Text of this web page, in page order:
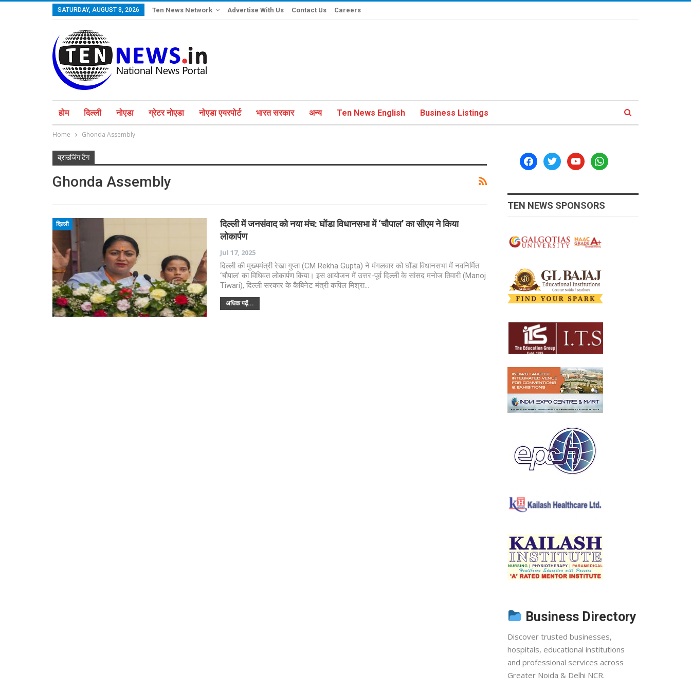
SATURDAY, AUGUST 8, 2026 Ten News Network Advertise With Us Contact Us Careers
होम दिल्ली नोएडा ग्रेटर नोएडा नोएडा एयरपोर्ट भारत सरकार अन्य Ten News English Business Listings
Home Ghonda Assembly
ब्राउजिंग टैग
Ghonda Assembly
दिल्ली
दिल्ली में जनसंवाद को नया मंच: घोंडा विधानसभा में ‘चौपाल’ का सीएम ने किया
लोकार्पण
Jul 17, 2025
दिल्ली की मुख्यमंत्री रेखा गुप्ता (CM Rekha Gupta) ने मंगलवार को घोंडा विधानसभा में नवनिर्मित
‘चौपाल’ का विधिवत लोकार्पण किया। इस आयोजन में उत्तर-पूर्व दिल्ली के सांसद मनोज तिवारी (Manoj
Tiwari), दिल्ली सरकार के कैबिनेट मंत्री कपिल मिश्रा…
अधिक पढ़ें...
facebooktwitteryoutubewhatsapp
TEN NEWS SPONSORS
Business Directory
Discover trusted businesses,
hospitals, educational institutions
and professional services across
Greater Noida & Delhi NCR.